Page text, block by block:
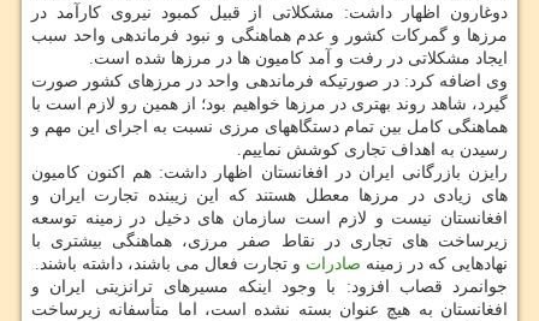
دوغارون اظهار داشت: مشکلاتی از قبیل کمبود نیروی کارآمد در
مرزها و گمرکات کشور و عدم هماهنگی و نبود فرماندهی واحد سبب
ایجاد مشکلاتی در رفت و آمد کامیون ها در مرزها شده است.
وی اضافه کرد: در صورتیکه فرماندهی واحد در مرزهای کشور صورت
گیرد، شاهد روند بهتری در مرزها خواهیم بود؛ از همین رو لازم است با
هماهنگی کامل بین تمام دستگاههای مرزی نسبت به اجرای این مهم و
رسیدن به اهداف تجاری کوشش نماییم.
رایزن بازرگانی ایران در افغانستان اظهار داشت: هم اکنون کامیون
های زیادی در مرزها معطل هستند که این زیبنده تجارت ایران و
افغانستان نیست و لازم است سازمان های دخیل در زمینه توسعه
زیرساخت های تجاری در نقاط صفر مرزی، هماهنگی بیشتری با
نهادهایی که در زمینه صادرات و تجارت فعال می باشند، داشته باشند.
جوانمرد قصاب افزود: با وجود اینکه مسیرهای ترانزیتی ایران و
افغانستان به هیچ عنوان بسته نشده است، اما متأسفانه زیرساخت